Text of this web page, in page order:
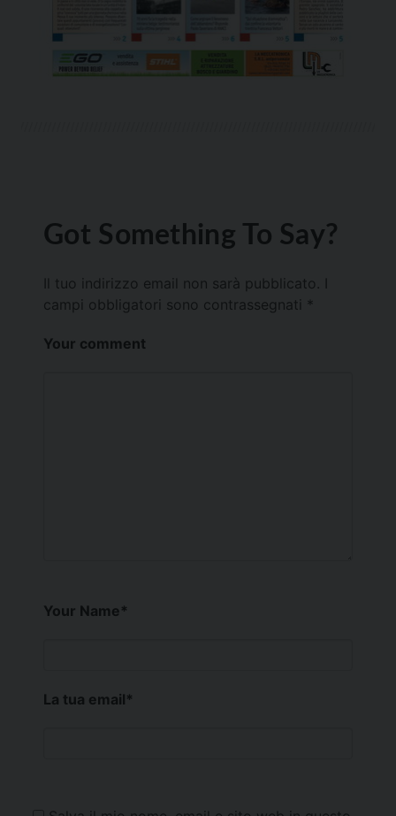
Got Something To Say?
Il tuo indirizzo email non sarà pubblicato.
campi obbligatori sono contrassegnati *
Your comment
Your Name*
La tua email*